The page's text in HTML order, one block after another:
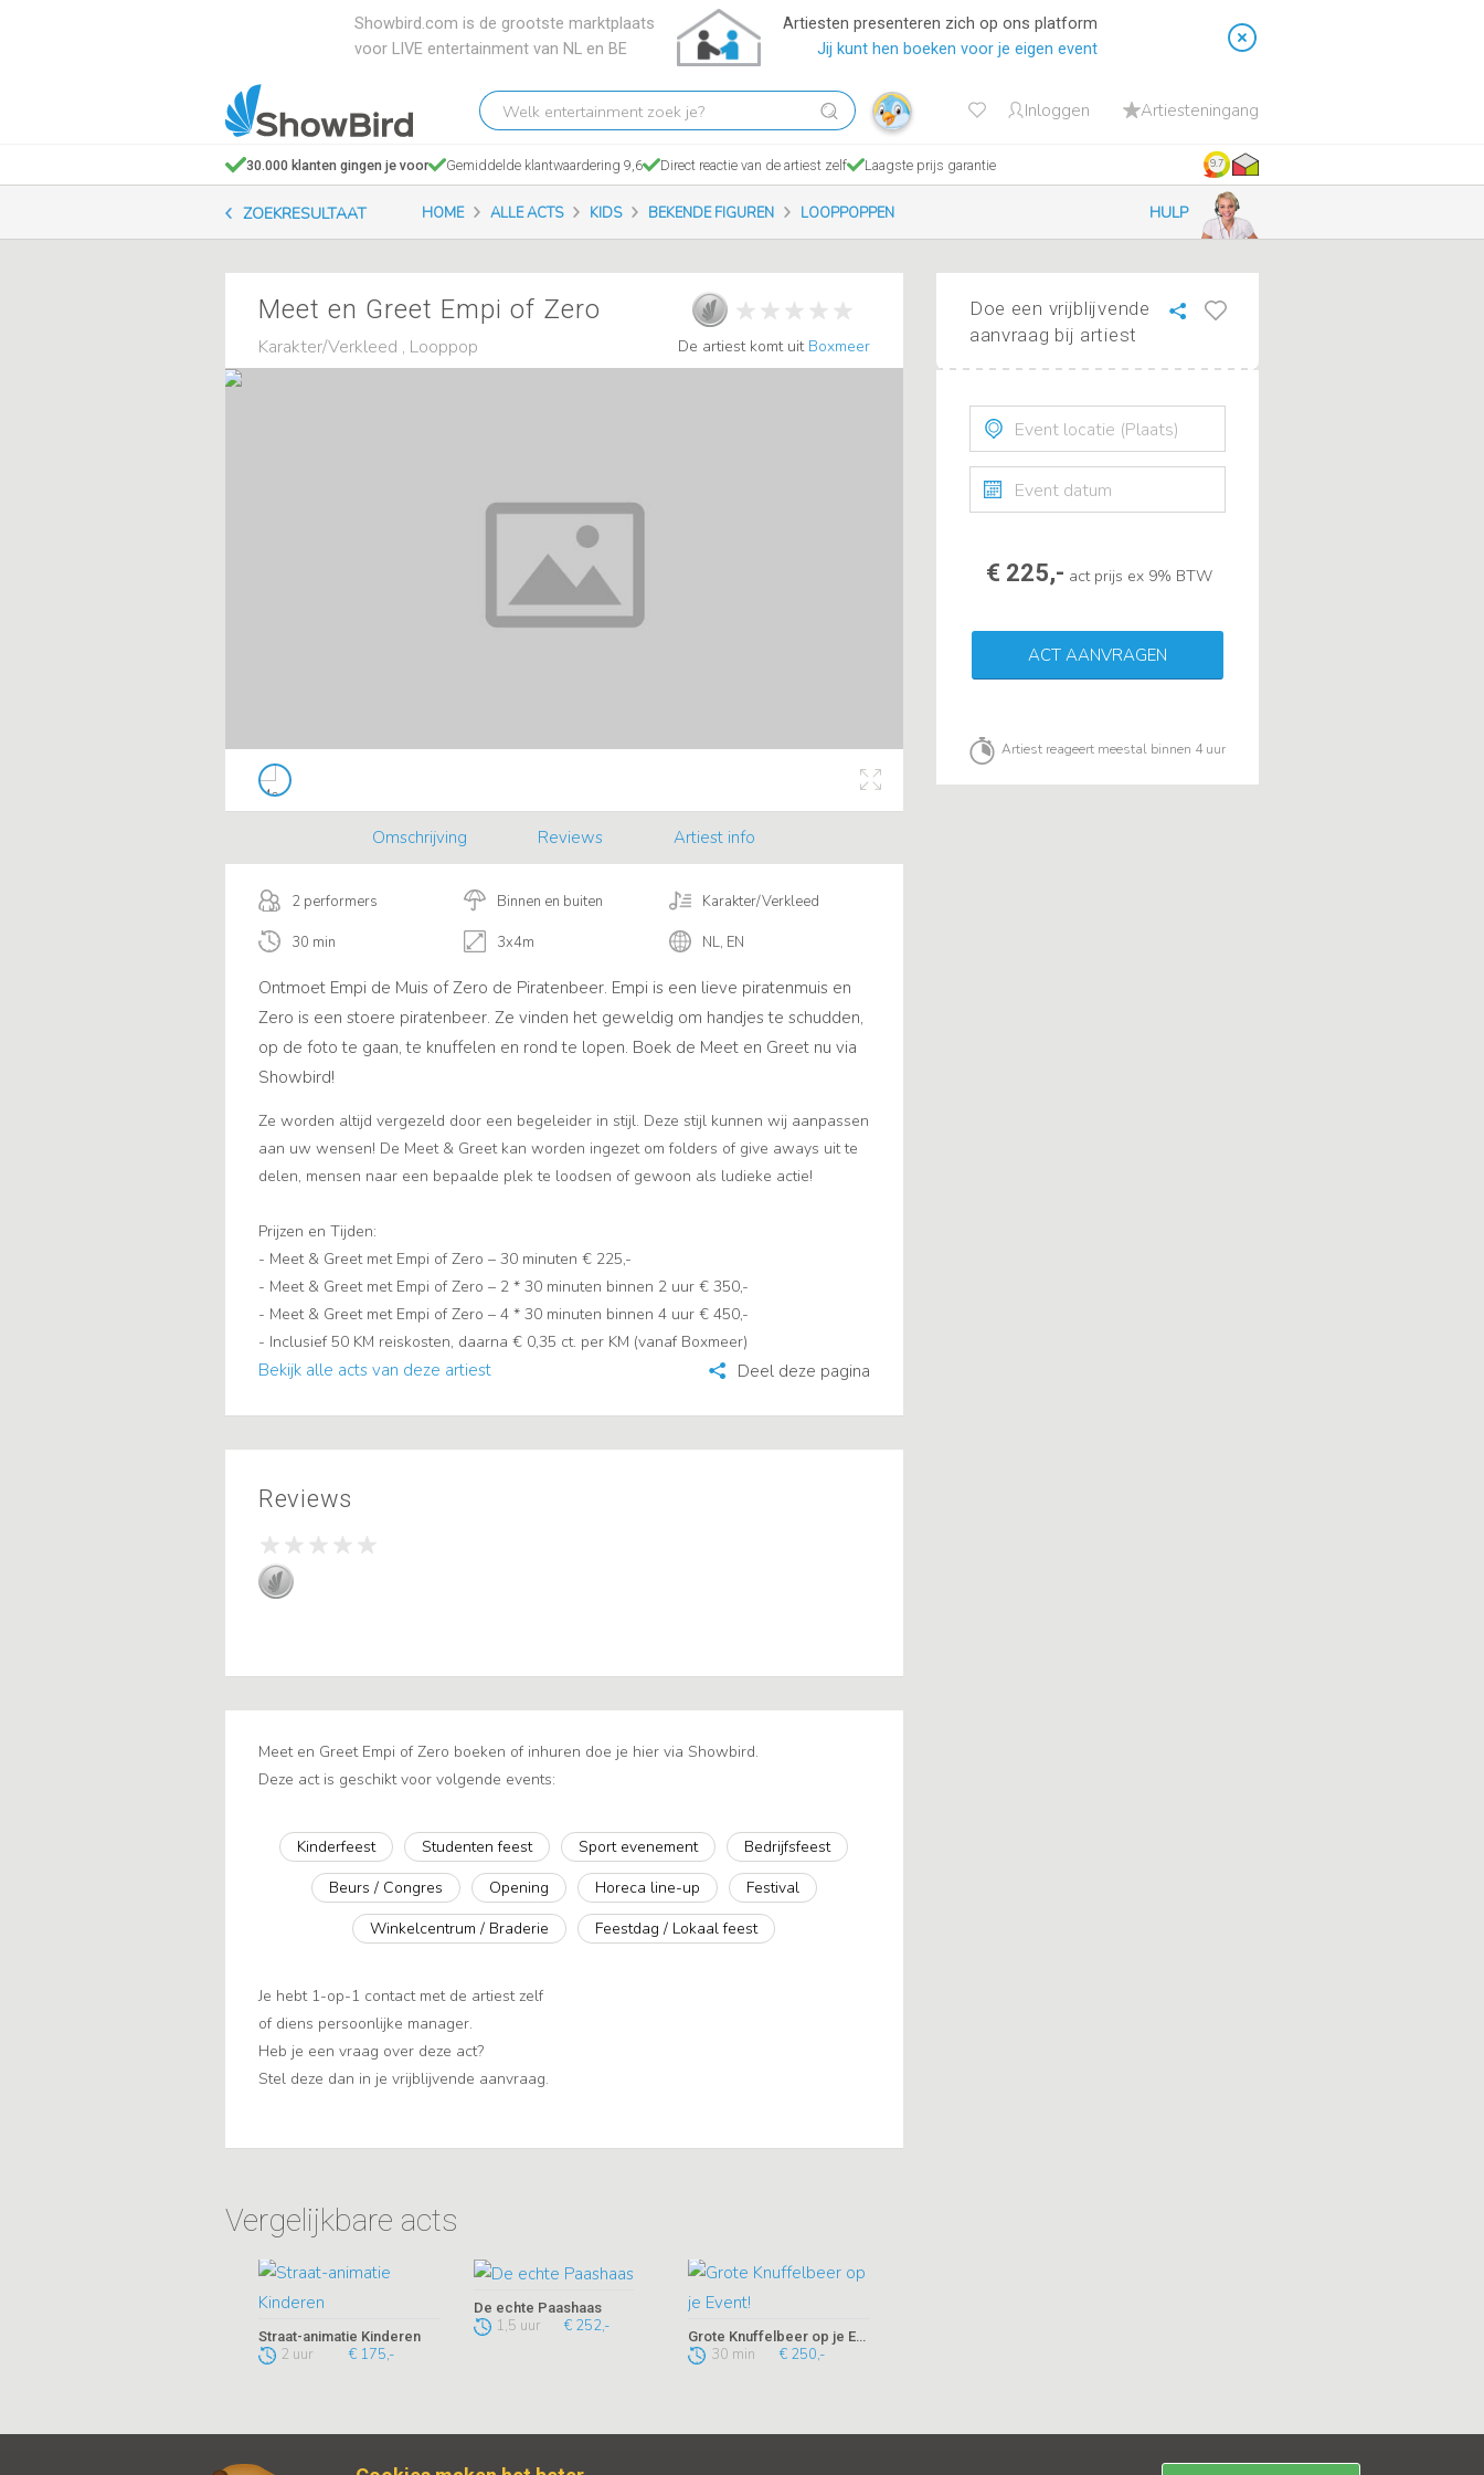
Showbird.com is de grootste marktplaats
voor LIVE entertainment van NL en BE
Artiesten presenteren zich op ons platform
Jij kunt hen boeken voor je eigen event
Welk
entertainment
zoek
je?
Inloggen Artiesteningang
30.000 klanten gingen je voor Gemiddelde klantwaardering 9,6 Direct reactie van de artiest zelf Laagste prijs garantie 9.7
ZOEKRESULTAAT HOME ALLE ACTS KIDS BEKENDE FIGUREN LOOPPOPPEN HULP
Meet en Greet Empi of Zero
Karakter/Verkleed , Looppop De artiest komt uit Boxmeer
Omschrijving Reviews Artiest info
2 performers Binnen en buiten Karakter/Verkleed
30 min 3x4m NL, EN
Ontmoet Empi de Muis of Zero de Piratenbeer. Empi is een lieve piratenmuis en
Zero is een stoere piratenbeer. Ze vinden het geweldig om handjes te schudden,
op de foto te gaan, te knuffelen en rond te lopen. Boek de Meet en Greet nu via
Showbird!
Ze worden altijd vergezeld door een begeleider in stijl. Deze stijl kunnen wij aanpassen
aan uw wensen! De Meet & Greet kan worden ingezet om folders of give aways uit te
delen, mensen naar een bepaalde plek te loodsen of gewoon als ludieke actie!
Prijzen en Tijden:
- Meet & Greet met Empi of Zero – 30 minuten € 225,-
- Meet & Greet met Empi of Zero – 2 * 30 minuten binnen 2 uur € 350,-
- Meet & Greet met Empi of Zero – 4 * 30 minuten binnen 4 uur € 450,-
- Inclusief 50 KM reiskosten, daarna € 0,35 ct. per KM (vanaf Boxmeer)
Bekijk alle acts van deze artiest Deel deze pagina
Reviews
Meet en Greet Empi of Zero boeken of inhuren doe je hier via Showbird.
Deze act is geschikt voor volgende events:
Kinderfeest Studenten feest Sport evenement
Bedrijfsfeest
Beurs / Congres
Opening Horeca line-up
Festival
Winkelcentrum / Braderie
Feestdag / Lokaal feest
Je hebt 1-op-1 contact met de artiest zelf
of diens persoonlijke manager.
Heb je een vraag over deze act?
Stel deze dan in je vrijblijvende aanvraag.
Vergelijkbare acts
Straat-animatie Kinderen
2 uur € 175,-
De echte Paashaas
1,5 uur € 252,-
Grote Knuffelbeer op je Event!
30 min € 250,-
Doe een vrijblijvende
aanvraag bij artiest
€ 225,- act prijs ex 9% BTW
ACT AANVRAGEN
Artiest reageert meestal binnen 4 uur